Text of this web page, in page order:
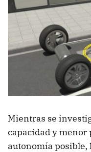
Mientras se
capacidad y menor
autonomía posible,